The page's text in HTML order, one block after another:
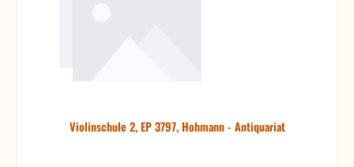
Violinschule 2, EP 3797, Hohmann - Antiquariat